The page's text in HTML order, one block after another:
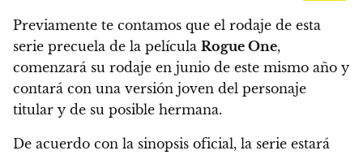
Previamente te contamos que el rodaje de esta
serie precuela de la película Rogue One,
comenzará su rodaje en junio de este mismo año y
contará con una versión joven del personaje
titular y de su posible hermana.
De acuerdo con la sinopsis oficial, la serie estará